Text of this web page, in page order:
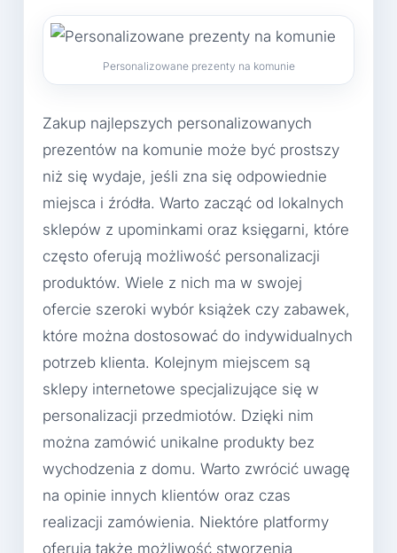
Personalizowane prezenty na komunie
Zakup najlepszych personalizowanych
prezentów na komunie może być prostszy
niż się wydaje, jeśli zna się odpowiednie
miejsca i źródła. Warto zacząć od lokalnych
sklepów z upominkami oraz księgarni, które
często oferują możliwość personalizacji
produktów. Wiele z nich ma w swojej
ofercie szeroki wybór książek czy zabawek,
które można dostosować do indywidualnych
potrzeb klienta. Kolejnym miejscem są
sklepy internetowe specjalizujące się w
personalizacji przedmiotów. Dzięki nim
można zamówić unikalne produkty bez
wychodzenia z domu. Warto zwrócić uwagę
na opinie innych klientów oraz czas
realizacji zamówienia. Niektóre platformy
oferują także możliwość stworzenia